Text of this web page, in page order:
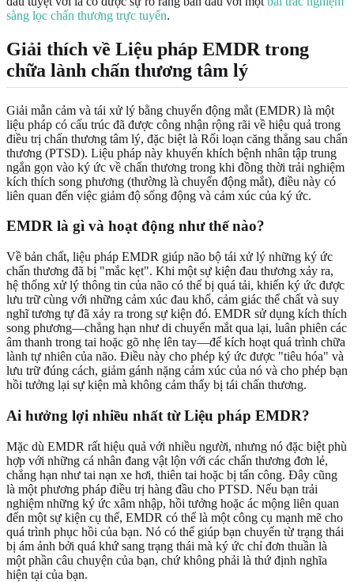
sàng lọc chấn thương trực tuyến.
Giải thích về Liệu pháp EMDR trong
chữa lành chấn thương tâm lý
Giải mẫn cảm và tái xử lý bằng chuyển động mắt (EMDR) là một
liệu pháp có cấu trúc đã được công nhận rộng rãi về hiệu quả trong
điều trị chấn thương tâm lý, đặc biệt là Rối loạn căng thẳng sau chấn
thương (PTSD). Liệu pháp này khuyến khích bệnh nhân tập trung
ngắn gọn vào ký ức về chấn thương trong khi đồng thời trải nghiệm
kích thích song phương (thường là chuyển động mắt), điều này có
liên quan đến việc giảm độ sống động và cảm xúc của ký ức.
EMDR là gì và hoạt động như thế nào?
Về bản chất, liệu pháp EMDR giúp não bộ tái xử lý những ký ức
chấn thương đã bị "mắc kẹt". Khi một sự kiện đau thương xảy ra,
hệ thống xử lý thông tin của não có thể bị quá tải, khiến ký ức được
lưu trữ cùng với những cảm xúc đau khổ, cảm giác thể chất và suy
nghĩ tương tự đã xảy ra trong sự kiện đó. EMDR sử dụng kích thích
song phương—chẳng hạn như di chuyển mắt qua lại, luân phiên các
âm thanh trong tai hoặc gõ nhẹ lên tay—để kích hoạt quá trình chữa
lành tự nhiên của não. Điều này cho phép ký ức được "tiêu hóa" và
lưu trữ đúng cách, giảm gánh nặng cảm xúc của nó và cho phép bạn
hồi tưởng lại sự kiện mà không cảm thấy bị tái chấn thương.
Ai hưởng lợi nhiều nhất từLiệu pháp EMDR?
Mặc dù EMDR rất hiệu quả với nhiều người, nhưng nó đặc biệt phù
hợp với những cá nhân đang vật lộn với các chấn thương đơn lẻ,
chẳng hạn như tai nạn xe hơi, thiên tai hoặc bị tấn công. Đây cũng
là một phương pháp điều trị hàng đầu cho PTSD. Nếu bạn trải
nghiệm những ký ức xâm nhập, hồi tưởng hoặc ác mộng liên quan
đến một sự kiện cụ thể, EMDR có thể là một công cụ mạnh mẽ cho
quá trình phục hồi của bạn. Nó có thể giúp bạn chuyển từ trạng thái
bị ám ảnh bởi quá khứ sang trạng thái mà ký ức chỉ đơn thuần là
một phần câu chuyện của bạn, chứ không phải là thứ định nghĩa
hiện tại của bạn.